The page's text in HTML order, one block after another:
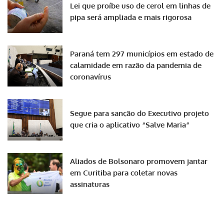
Lei que proíbe uso de cerol em linhas de
pipa será ampliada e mais rigorosa
Paraná tem 297 municípios em estado de
calamidade em razão da pandemia de
coronavírus
Segue para sanção do Executivo projeto
que cria o aplicativo “Salve Maria”
Aliados de Bolsonaro promovem jantar
em Curitiba para coletar novas
assinaturas